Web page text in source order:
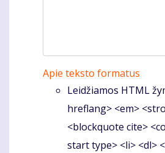
Apie teksto formatus
Leidžiamos HTML
hreflang> <em>
<blockquote cite>
start type> <li> <dl>